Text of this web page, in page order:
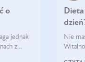
o
jednak
z
Nie